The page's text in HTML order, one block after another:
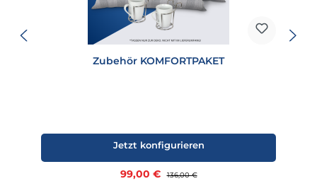
Zubehör KOMFORTPAKET
Verkaufspreis:
99,00 € Regulärer Preis:
136,00 €
Jetzt konfigurieren